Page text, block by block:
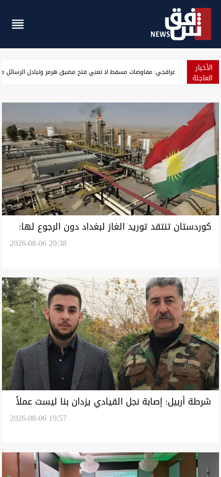
الأخبار
العاجلة بعد 850 عاماً.. مسجد "بامرني" التاريخي في دهوك يعود للحياة (صور)
كوردستان تنتقد توريد الغاز لبغداد دون الرجوع لها:
2026-08-06 20:38
شرطة أربيل: إصابة نجل القيادي يزدان بنا ليست عملاً
2026-08-06 19:57